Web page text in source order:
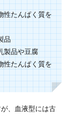
性たんぱく質を
品
製品や豆腐
性たんぱく質を
、血液型には古